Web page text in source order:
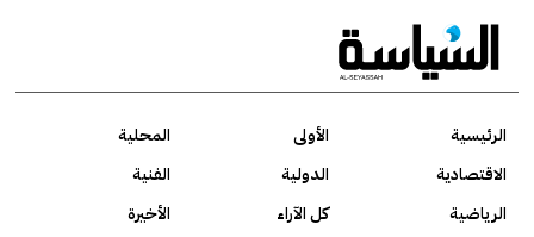
الرئيسية الأولى
المحلية
الاقتصادية
الدولية
الفنية
الرياضية
كل الآراء
الأخيرة